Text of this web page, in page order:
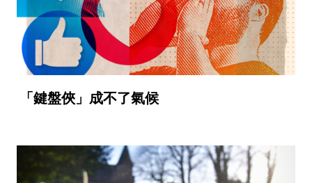
「鍵盤俠」成不了氣候